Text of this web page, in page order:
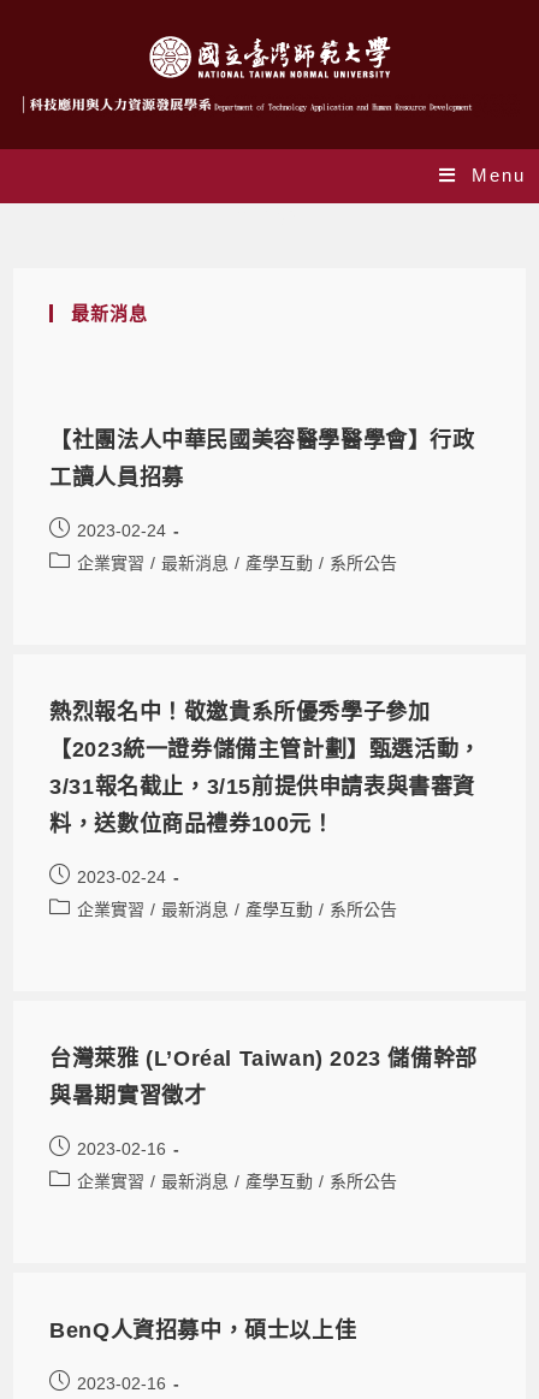
Menu
最新消息
【社團法人中華民國美容醫學醫學會】行政
工讀人員招募
2023-02-24
企業實習 / 最新消息 / 產學互動 / 系所公告
熱烈報名中！敬邀貴系所優秀學子參加
【2023統一證券儲備主管計劃】甄選活動，
3/31報名截止，3/15前提供申請表與書審資
料，送數位商品禮券100元！
2023-02-24
企業實習 / 最新消息 / 產學互動 / 系所公告
台灣萊雅 (L’Oréal Taiwan) 2023 儲備幹部
與暑期實習徵才
2023-02-16
企業實習 / 最新消息 / 產學互動 / 系所公告
BenQ人資招募中，碩士以上佳
2023-02-16